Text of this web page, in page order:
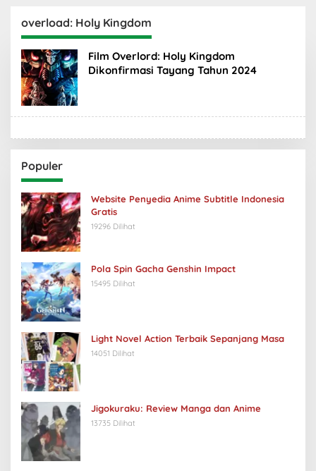
overload: Holy Kingdom
Film Overlord: Holy Kingdom
Dikonfirmasi Tayang Tahun 2024
Populer
Website Penyedia Anime Subtitle Indonesia
Gratis
19296 Dilihat
Pola Spin Gacha Genshin Impact
15495 Dilihat
Light Novel Action Terbaik Sepanjang Masa
14051 Dilihat
Jigokuraku: Review Manga dan Anime
13735 Dilihat